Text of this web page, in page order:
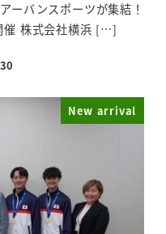
ーバンスポーツが集結！
催 株式会社横浜 […]
New arrival